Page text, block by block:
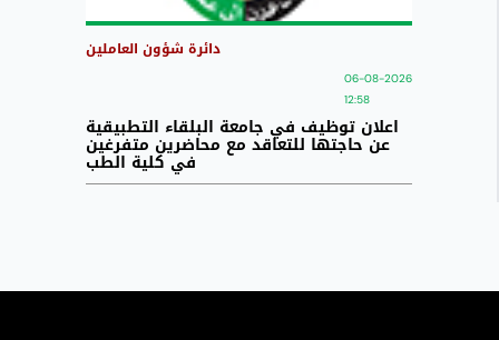
دائرة شؤون العاملين
06-08-2026
12:58
اعلان توظيف في جامعة البلقاء التطبيقية
عن حاجتها للتعاقد مع محاضرين متفرغين
في كلية الطب